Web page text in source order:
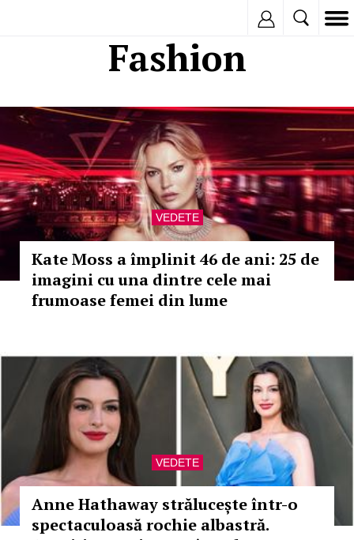
Fashion
VEDETE
Kate Moss a împlinit 46 de ani: 25 de
imagini cu una dintre cele mai
frumoase femei din lume
VEDETE
Anne Hathaway strălucește într-o
spectaculoasă rochie albastră.